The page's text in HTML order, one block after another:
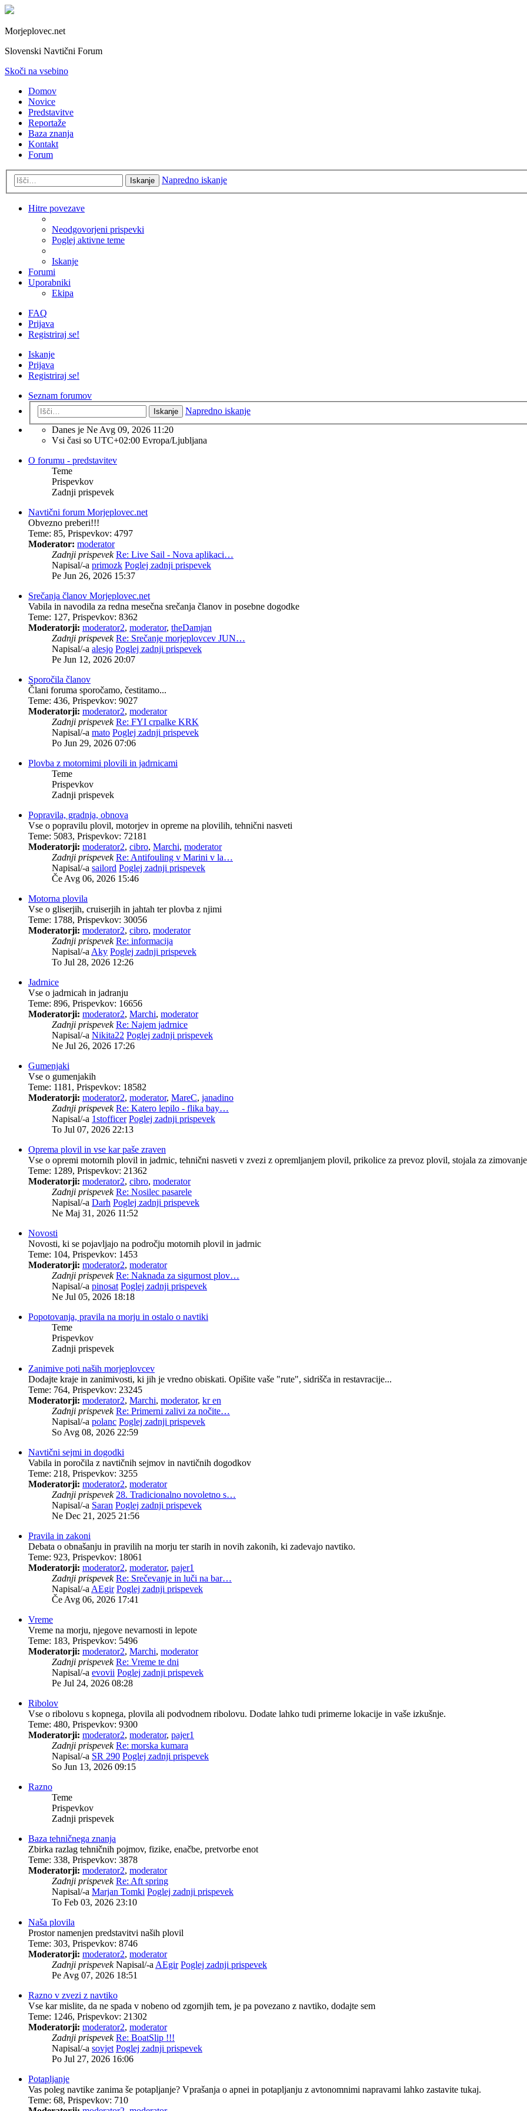
Morjeplovec.net
Slovenski Navtični Forum
Skoči na vsebino
Domov
Novice
Predstavitve
Reportaže
Baza znanja
Kontakt
Forum
Iskanje Napredno iskanje
Hitre povezave
Neodgovorjeni prispevki
Poglej aktivne teme
Iskanje
Forumi
Uporabniki
Ekipa
FAQ
Prijava
Registriraj se!
Iskanje
Prijava
Registriraj se!
Seznam forumov
Iskanje
Napredno iskanje
Danes je Ne Avg 09, 2026 11:20
Vsi časi so UTC+02:00 Evropa/Ljubljana
O forumu - predstavitev
Teme
Prispevkov
Zadnji prispevek
Navtični forum Morjeplovec.net
Obvezno preberi!!!
Teme: 85, Prispevkov: 4797
Moderator: moderator
Zadnji prispevek Re: Live Sail - Nova aplikaci…
Napisal/-a primozk Poglej zadnji prispevek
Pe Jun 26, 2026 15:37
Srečanja članov Morjeplovec.net
Vabila in navodila za redna mesečna srečanja članov in posebne dogodke
Teme: 127, Prispevkov: 8362
Moderatorji: moderator2, moderator, theDamjan
Zadnji prispevek Re: Srečanje morjeplovcev JUN…
Napisal/-a alesjo Poglej zadnji prispevek
Pe Jun 12, 2026 20:07
Sporočila članov
Člani foruma sporočamo, čestitamo...
Teme: 436, Prispevkov: 9027
Moderatorji: moderator2, moderator
Zadnji prispevek Re: FYI crpalke KRK
Napisal/-a mato Poglej zadnji prispevek
Po Jun 29, 2026 07:06
Plovba z motornimi plovili in jadrnicami
Teme
Prispevkov
Zadnji prispevek
Popravila, gradnja, obnova
Vse o popravilu plovil, motorjev in opreme na plovilih, tehnični nasveti
Teme: 5083, Prispevkov: 72181
Moderatorji: moderator2, cibro, Marchi, moderator
Zadnji prispevek Re: Antifouling v Marini v la…
Napisal/-a sailord Poglej zadnji prispevek
Če Avg 06, 2026 15:46
Motorna plovila
Vse o gliserjih, cruiserjih in jahtah ter plovba z njimi
Teme: 1788, Prispevkov: 30056
Moderatorji: moderator2, cibro, moderator
Zadnji prispevek Re: informacija
Napisal/-a Aky Poglej zadnji prispevek
To Jul 28, 2026 12:26
Jadrnice
Vse o jadrnicah in jadranju
Teme: 896, Prispevkov: 16656
Moderatorji: moderator2, Marchi, moderator
Zadnji prispevek Re: Najem jadrnice
Napisal/-a Nikita22 Poglej zadnji prispevek
Ne Jul 26, 2026 17:26
Gumenjaki
Vse o gumenjakih
Teme: 1181 , Prispevkov: 18582
Moderatorji: moderator2, moderator, MareC, janadino
Zadnji prispevek Re: Katero lepilo - flika bay…
Napisal/-a 1stofficer Poglej zadnji prispevek
To Jul 07, 2026 22:13
Oprema plovil in vse kar paše zraven
Vse o opremi motornih plovil in jadrnic, tehnični nasveti v zvezi z opremljanjem plovil, prikolice za prevoz plovil, stojala za
Teme: 1289, Prispevkov: 21362
Moderatorji: moderator2, cibro, moderator
Zadnji prispevek Re: Nosilec pasarele
Napisal/-a Darh Poglej zadnji prispevek
Ne Maj 31, 2026 11:52
Novosti
Novosti, ki se pojavljajo na področju motornih plovil in jadrnic
Teme: 104, Prispevkov: 1453
Moderatorji: moderator2, moderator
Zadnji prispevek Re: Naknada za sigurnost plov…
Napisal/-a pinosat Poglej zadnji prispevek
Ne Jul 05, 2026 18:18
Popotovanja, pravila na morju in ostalo o navtiki
Teme
Prispevkov
Zadnji prispevek
Zanimive poti naših morjeplovcev
Dodajte kraje in zanimivosti, ki jih je vredno obiskati. Opišite vaše "rute", sidrišča in restavracije...
Teme: 764, Prispevkov: 23245
Moderatorji: moderator2, Marchi, moderator, kr en
Zadnji prispevek Re: Primerni zalivi za nočite…
Napisal/-a polanc Poglej zadnji prispevek
So Avg 08, 2026 22:59
Navtični sejmi in dogodki
Vabila in poročila z navtičnih sejmov in navtičnih dogodkov
Teme: 218, Prispevkov: 3255
Moderatorji: moderator2, moderator
Zadnji prispevek 28. Tradicionalno novoletno s…
Napisal/-a Saran Poglej zadnji prispevek
Ne Dec 21, 2025 21:56
Pravila in zakoni
Debata o obnašanju in pravilih na morju ter starih in novih zakonih, ki zadevajo navtiko.
Teme: 923, Prispevkov: 18061
Moderatorji: moderator2, moderator, pajer1
Zadnji prispevek Re: Srečevanje in luči na bar…
Napisal/-a AEgir Poglej zadnji prispevek
Če Avg 06, 2026 17:41
Vreme
Vreme na morju, njegove nevarnosti in lepote
Teme: 183, Prispevkov: 5496
Moderatorji: moderator2, Marchi, moderator
Zadnji prispevek Re: Vreme te dni
Napisal/-a evovii Poglej zadnji prispevek
Pe Jul 24, 2026 08:28
Ribolov
Vse o ribolovu s kopnega, plovila ali podvodnem ribolovu. Dodate lahko tudi primerne lokacije in vaše izkušnje.
Teme: 480, Prispevkov: 9300
Moderatorji: moderator2, moderator, pajer1
Zadnji prispevek Re: morska kumara
Napisal/-a SR 290 Poglej zadnji prispevek
So Jun 13, 2026 09:15
Razno
Teme
Prispevkov
Zadnji prispevek
Baza tehničnega znanja
Zbirka razlag tehničnih pojmov, fizike, enačbe, pretvorbe enot
Teme: 338, Prispevkov: 3878
Moderatorji: moderator2, moderator
Zadnji prispevek Re: Aft spring
Napisal/-a Marjan Tomki Poglej zadnji prispevek
To Feb 03, 2026 23:10
Naša plovila
Prostor namenjen predstavitvi naših plovil
Teme: 303, Prispevkov: 8746
Moderatorji: moderator2, moderator
Zadnji prispevekNapisal/-a AEgir Poglej zadnji prispevek
Pe Avg 07, 2026 18:51
Razno v zvezi z navtiko
Vse kar mislite, da ne spada v nobeno od zgornjih tem, je pa povezano z navtiko, dodajte sem
Teme: 1246, Prispevkov: 21302
Moderatorji: moderator2, moderator
Zadnji prispevek Re: BoatSlip !!!
Napisal/-a sovjet Poglej zadnji prispevek
Po Jul 27, 2026 16:06
Potapljanje
Vas poleg navtike zanima še potapljanje? Vprašanja o apnei in potapljanju z avtonomnimi napravami lahko zastavite tukaj.
Teme: 68, Prispevkov: 710